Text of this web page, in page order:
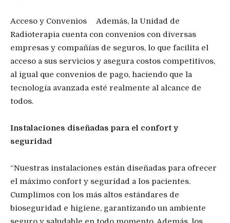
Acceso y Convenios Además, la Unidad de
Radioterapia cuenta con convenios con diversas
empresas y compañías de seguros, lo que facilita el
acceso a sus servicios y asegura costos competitivos,
al igual que convenios de pago, haciendo que la
tecnología avanzada esté realmente al alcance de
todos.
Instalaciones diseñadas para el confort y
seguridad
“Nuestras instalaciones están diseñadas para ofrecer
el máximo confort y seguridad a los pacientes.
Cumplimos con los más altos estándares de
bioseguridad e higiene, garantizando un ambiente